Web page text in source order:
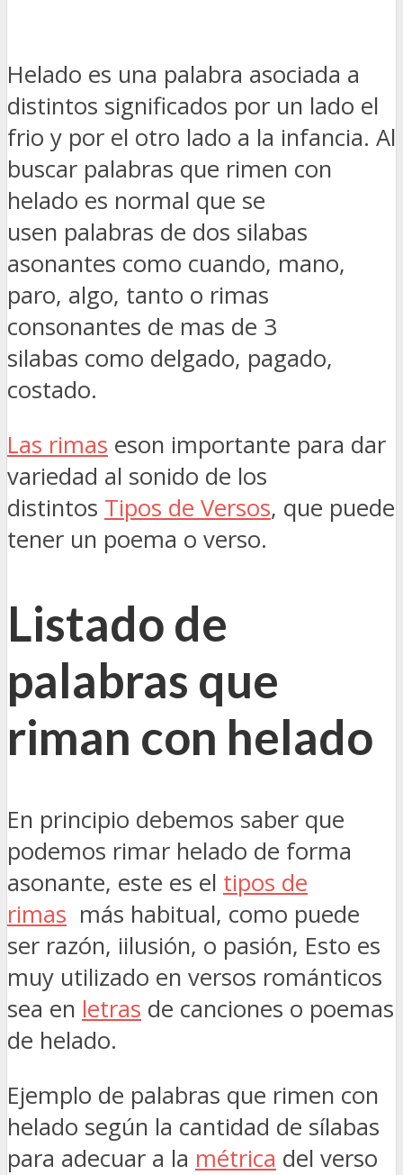
Helado es una palabra asociada a
distintos significados por un lado el
frio y por el otro lado a la infancia. Al
buscar palabras que rimen con
helado es normal que se
usen palabras de dos silabas
asonantes como cuando, mano,
paro, algo, tanto o rimas
consonantes de mas de 3
silabas como delgado, pagado,
costado.
Las rimas eson importante para dar
variedad al sonido de los
distintos Tipos de Versos, que puede
tener un poema o verso.
Listado de
palabras que
riman con helado
En principio debemos saber que
podemos rimar helado de forma
asonante, este es el tipos de
rimas más habitual, como puede
ser razón, iilusión, o pasión, Esto es
muy utilizado en versos románticos
sea en letras de canciones o poemas
de helado.
Ejemplo de palabras que rimen con
helado según la cantidad de sílabas
para adecuar a la métrica del verso